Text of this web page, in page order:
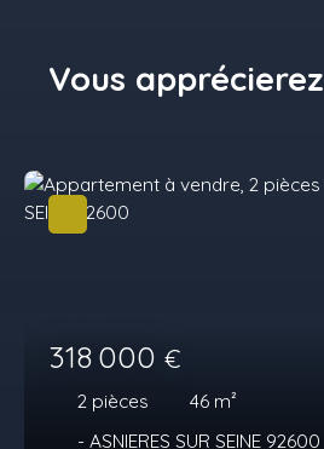
Vous apprécierez
318 000 €
2 pièces 46 m²
- ASNIERES SUR SEINE 92600